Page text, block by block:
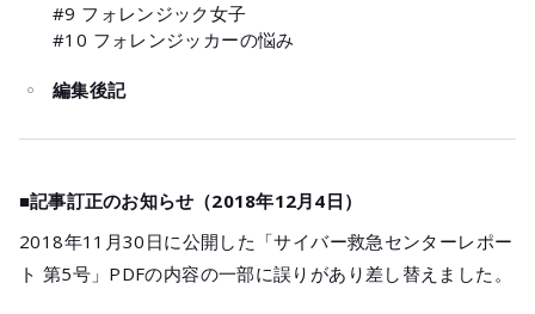
#9 フォレンジック女子
#10 フォレンジッカーの悩み
編集後記
■記事訂正のお知らせ（2018年12月4日）
2018年11月30日に公開した「サイバー救急センターレポー
ト 第5号」PDFの内容の一部に誤りがあり差し替えました。